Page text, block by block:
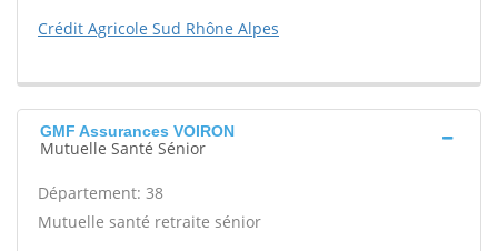
Crédit Agricole Sud Rhône Alpes
GMF Assurances VOIRON
Mutuelle Santé Sénior
Département: 38
Mutuelle santé retraite sénior